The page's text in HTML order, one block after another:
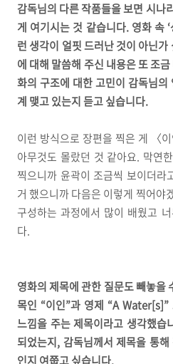
감독님의 다른 작품들을 보면 시나
게 여기시는 것 같습니다. 영화 속
런 생각이 얼핏 드러난 것이 아닌가
에 대해 말씀해 주신 내용은 또 조
화의 구조에 대한 고민이 감독님
계 맺고 있는지 듣고 싶습니다.
이런 방식으로 장편을 찍은 게 〈
아무것도 몰랐던 것 같아요. 막연
찍으니까 윤곽이 조금씩 보이더라
거 했으니까 다음은 이렇게 찍어야
구성하는 과정에서 많이 배웠고
다.
영화의 제목에 관한 질문도 빼놓을
목인 “이인”과 영제 “A
느낌을 주는 제목이라고 생각했습
되었는지, 감독님께서 제목을 통
인지 여쭙고 싶습니다.